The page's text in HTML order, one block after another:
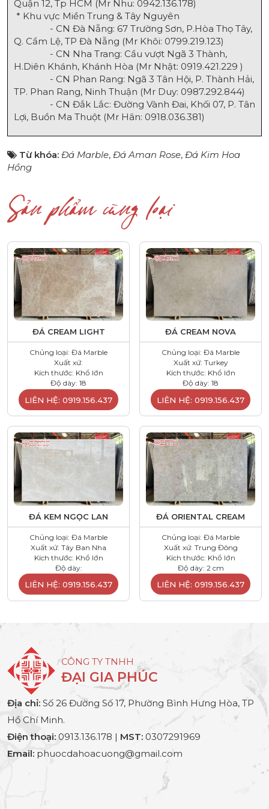
Quận 12, Tp HCM (Mr Nhu: 0942.136.178)
* Khu vực Miền Trung & Tây Nguyên
- CN Đà Nẵng: 67 Trường Sơn, P.Hòa Thọ Tây,
Q. Cẩm Lệ, TP Đà Nẵng (Mr Khôi: 0799.219.123)
- CN Nha Trang: Cầu vượt Ngã 3 Thành,
H.Diên Khánh, Khánh Hòa (Mr Nhật: 0919.421.229 )
- CN Phan Rang: Ngã 3 Tân Hội, P. Thành Hải,
TP. Phan Rang, Ninh Thuận (Mr Duy: 0987.292.844)
- CN Đắk Lắc: Đường Vành Đai, Khối 07, P. Tân
Lợi, Buồn Ma Thuột (Mr Hân: 0918.036.381)
Từ khóa: Đá Marble, Đá Aman Rose, Đá Kim Hoa
Hồng
Sản phẩm cùng loại
ĐÁ CREAM LIGHT
Chủng loại: Đá Marble
Xuất xứ:
Kích thước: Khổ lớn
Độ dày: 18
LIÊN HỆ: 0919.156.437
ĐÁ CREAM NOVA
Chủng loại: Đá Marble
Xuất xứ: Turkey
Kích thước: Khổ lớn
Độ dày: 18
LIÊN HỆ: 0919.156.437
ĐÁ KEM NGỌC LAN
Chủng loại: Đá Marble
Xuất xứ: Tây Ban Nha
Kích thước: Khổ lớn
Độ dày:
LIÊN HỆ: 0919.156.437
ĐÁ ORIENTAL CREAM
Chủng loại: Đá Marble
Xuất xứ: Trung Đông
Kích thước: Khổ lớn
Độ dày: 2 cm
LIÊN HỆ: 0919.156.437
CÔNG TY TNHH
ĐẠI GIA PHÚC
Địa chỉ: Số 26 Đường Số 17, Phường Bình Hưng Hòa, TP
Hồ Chí Minh.
Điện thoại: 0913.136.178 | MST: 0307291969
Email: phuocdahoacuong@gmail.com